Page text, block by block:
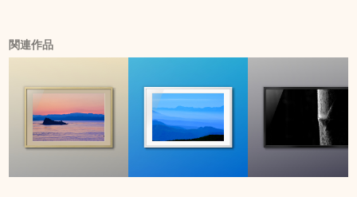
関連作品